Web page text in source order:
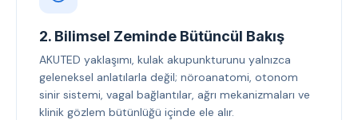
2. Bilimsel Zeminde Bütüncül Bakış
AKUTED yaklaşımı, kulak akupunkturunu yalnızca
geleneksel anlatılarla değil; nöroanatomi, otonom
sinir sistemi, vagal bağlantılar, ağrı mekanizmaları ve
klinik gözlem bütünlüğü içinde ele alır.